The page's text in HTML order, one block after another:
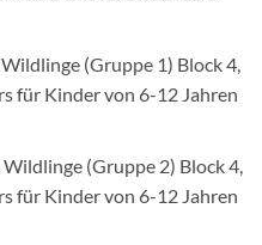
(Gruppe 1) Block 4,
für Kinder von 6-12 Jahren
(Gruppe 2) Block 4,
für Kinder von 6-12 Jahren